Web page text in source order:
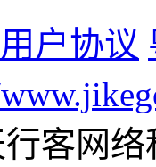
用户协议
行客网